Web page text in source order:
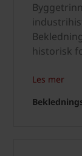
historisk
Les mer